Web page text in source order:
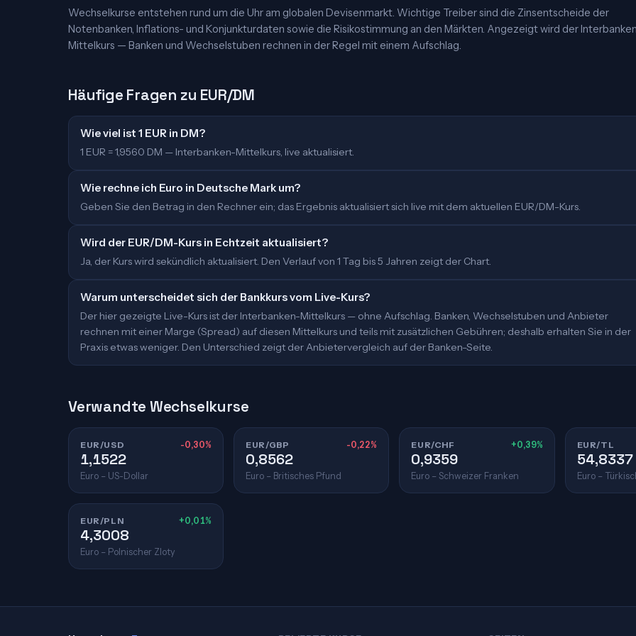
Wechselkurse entstehen rund um die Uhr am globalen Devisenmarkt. Wichtige Treiber sind die Zinsentscheide der
Notenbanken, Inflations- und Konjunkturdaten sowie die Risikostimmung an den Märkten. Angezeigt wird der
Mittelkurs — Banken und Wechselstuben rechnen in der Regel mit einem Aufschlag.
Häufige Fragen zu EUR/DM
Wie viel ist 1 EUR in DM?
1 EUR = 1,9560 DM — Interbanken-Mittelkurs, live aktualisiert.
Wie rechne ich Euro in Deutsche Mark um?
Geben Sie den Betrag in den Rechner ein; das Ergebnis aktualisiert sich live mit dem aktuellen EUR/DM-Kurs.
Wird der EUR/DM-Kurs in Echtzeit aktualisiert?
Ja, der Kurs wird sekündlich aktualisiert. Den Verlauf von 1 Tag bis 5 Jahren zeigt der Chart.
Warum unterscheidet sich der Bankkurs vom Live-Kurs?
Der hier gezeigte Live-Kurs ist der Interbanken-Mittelkurs — ohne Aufschlag. Banken, Wechselstuben und Anbieter
rechnen mit einer Marge (Spread) auf diesen Mittelkurs und teils mit zusätzlichen Gebühren; deshalb erhalten Sie in der
Praxis etwas weniger. Den Unterschied zeigt der Anbietervergleich auf der Banken-Seite.
Verwandte Wechselkurse
EUR/USD -0,30%
1,1522
Euro – US-Dollar
EUR/GBP -0,22%
0,8562
Euro – Britisches Pfund
EUR/CHF +0,39%
0,9359
Euro – Schweizer Franken
EUR/TL
54,8337
Euro –
EUR/PLN +0,01%
4,3008
Euro – Polnischer Zloty